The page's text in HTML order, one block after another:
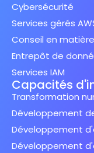
Cybersécurité
Services gérés
Conseil en
Entrepôt de
Services IAM
Capacités
Transformation
Développement
Développement
Développement